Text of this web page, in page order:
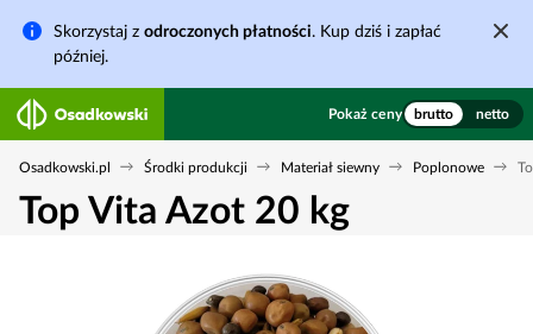
Skorzystaj z odroczonych płatności. Kup dziś i zapłać
później.
Pokaż ceny brutto netto
Osadkowski.pl Środki produkcji Materiał siewny Poplonowe
Top Vita Azot 20 kg